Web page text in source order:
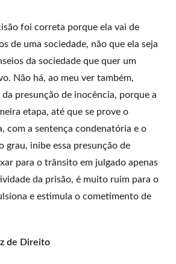
foi correta porque ela vai de
de uma sociedade, não que ela seja
da sociedade que quer um
Não há, ao meu ver também,
presunção de inocência, porque a
etapa, até que se prove o
com a sentença condenatória e o
grau, inibe essa presunção de
para o trânsito em julgado apenas
da prisão, é muito ruim para o
e estimula o cometimento de
de Direito